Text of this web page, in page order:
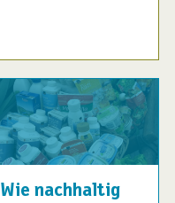
Wie nachhaltig